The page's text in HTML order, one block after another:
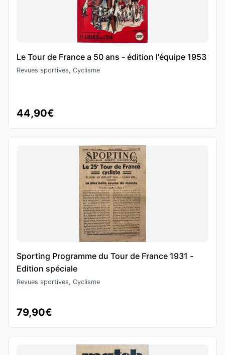
Le Tour de France a 50 ans - édition l'équipe 1953
Revues sportives, Cyclisme
44,90€
Sporting Programme du Tour de France 1931 -
Edition spéciale
Revues sportives, Cyclisme
79,90€